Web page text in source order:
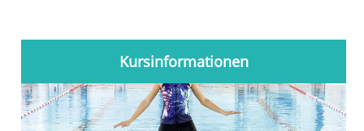
Kursinformationen